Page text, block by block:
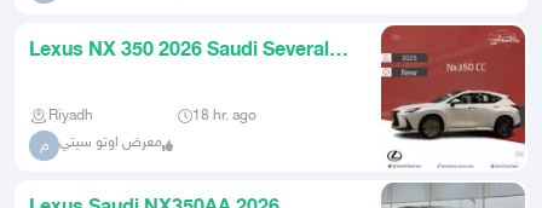
Lexus NX 350 2026 Saudi Several
Riyadh 18 hr. ago
م معرض اوتو سيتي